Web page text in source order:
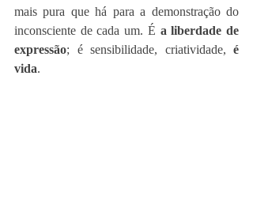
mais pura que há para a demonstração do
inconsciente de cada um. É a liberdade de
expressão; é sensibilidade, criatividade, é
vida.